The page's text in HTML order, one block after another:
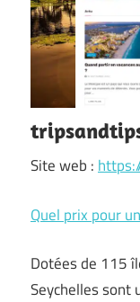
Site web :
Quel prix pour
Dotées de 115
Seychelles sont